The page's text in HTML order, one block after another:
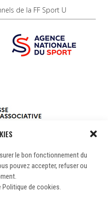
le bon fonctionnement du
pouvez accepter, refuser ou
Politique de cookies.
de la FF Sport U